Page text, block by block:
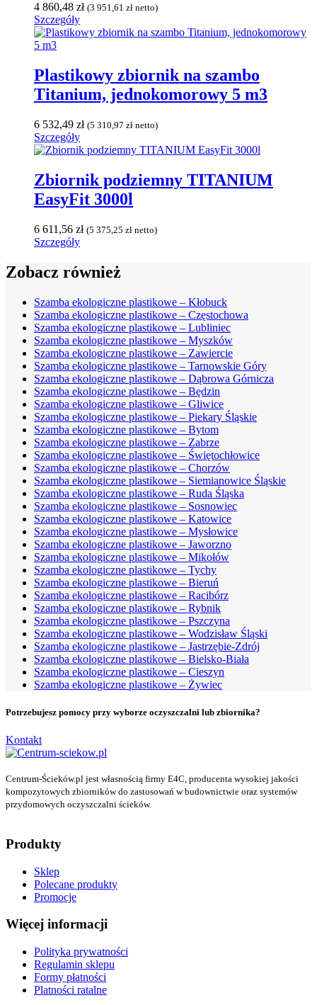
4 860,48 zł (3 951,61 zł netto)
Szczegóły
Plastikowy zbiornik na szambo
Titanium, jednokomorowy 5 m3
6 532,49 zł (5 310,97 zł netto)
Szczegóły
Zbiornik podziemny TITANIUM
EasyFit 3000l
6 611,56 zł (5 375,25 zł netto)
Szczegóły
Zobacz również
Szamba ekologiczne plastikowe – Kłobuck
Szamba ekologiczne plastikowe – Częstochowa
Szamba ekologiczne plastikowe – Lubliniec
Szamba ekologiczne plastikowe – Myszków
Szamba ekologiczne plastikowe – Zawiercie
Szamba ekologiczne plastikowe – Tarnowskie Góry
Szamba ekologiczne plastikowe – Dąbrowa Górnicza
Szamba ekologiczne plastikowe – Będzin
Szamba ekologiczne plastikowe – Gliwice
Szamba ekologiczne plastikowe – Piekary Śląskie
Szamba ekologiczne plastikowe – Bytom
Szamba ekologiczne plastikowe – Zabrze
Szamba ekologiczne plastikowe – Świętochłowice
Szamba ekologiczne plastikowe – Chorzów
Szamba ekologiczne plastikowe – Siemianowice Śląskie
Szamba ekologiczne plastikowe – Ruda Śląska
Szamba ekologiczne plastikowe – Sosnowiec
Szamba ekologiczne plastikowe – Katowice
Szamba ekologiczne plastikowe – Mysłowice
Szamba ekologiczne plastikowe – Jaworzno
Szamba ekologiczne plastikowe – Mikołów
Szamba ekologiczne plastikowe – Tychy
Szamba ekologiczne plastikowe – Bieruń
Szamba ekologiczne plastikowe – Racibórz
Szamba ekologiczne plastikowe – Rybnik
Szamba ekologiczne plastikowe – Pszczyna
Szamba ekologiczne plastikowe – Wodzisław Śląski
Szamba ekologiczne plastikowe – Jastrzębie-Zdrój
Szamba ekologiczne plastikowe – Bielsko-Biała
Szamba ekologiczne plastikowe – Cieszyn
Szamba ekologiczne plastikowe – Żywiec
Potrzebujesz pomocy przy wyborze oczyszczalni lub zbiornika?
Kontakt
Centrum-Ścieków.pl jest własnością firmy E4C, producenta wysokiej jakości
kompozytowych zbiorników do zastosowań w budownictwie oraz systemów
przydomowych oczyszczalni ścieków.
Produkty
Sklep
Polecane produkty
Promocje
Więcej informacji
Polityka prywatności
Regulamin sklepu
Formy płatności
Platności ratalne